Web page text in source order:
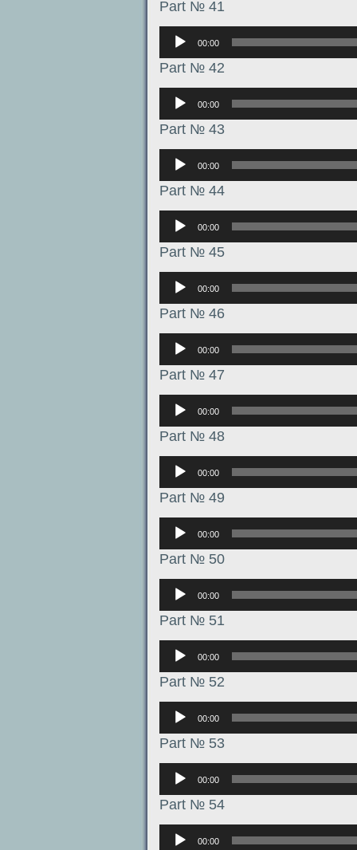
Part № 41
Аудиоплеер
00:00
Part № 42
Аудиоплеер
00:00
Part № 43
Аудиоплеер
00:00
Part № 44
Аудиоплеер
00:00
Part № 45
Аудиоплеер
00:00
Part № 46
Аудиоплеер
00:00
Part № 47
Аудиоплеер
00:00
Part № 48
Аудиоплеер
00:00
Part № 49
Аудиоплеер
00:00
Part № 50
Аудиоплеер
00:00
Part № 51
Аудиоплеер
00:00
Part № 52
Аудиоплеер
00:00
Part № 53
Аудиоплеер
00:00
Part № 54
Аудиоплеер
00:00